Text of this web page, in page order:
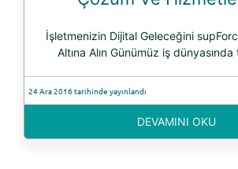
İşletmenizin Dijital Geleceğini
Altına Alın Günümüz iş
24 Ara 2016 tarihinde yayınlandı
DEVAMINI OKU